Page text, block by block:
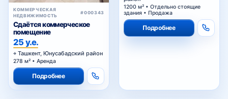
КОММЕРЧЕСКАЯ
НЕДВИЖИМОСТЬ
#000343
Сдаётся коммерческое
помещение
25 у.е.
Ташкент, Юнусабадский район
278 м² • Аренда
Подробнее
1200 м² • Отдельно стоящие
здания • Продажа
Подробнее